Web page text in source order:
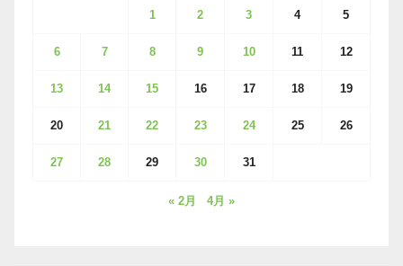
1 2 3 4 5
6 7 8 9 10 11 12
13 14 15 16 17 18 19
20 21 22 23 24 25 26
27 28 29 30 31
« 2月 4月 »